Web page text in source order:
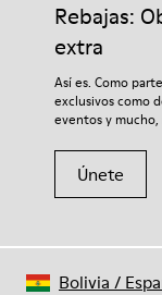
Rebajas:
extra
Así es. Como
exclusivos como
eventos y mucho,
Únete
Bolivia /